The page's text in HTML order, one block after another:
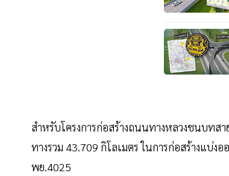
สำหรับโครงการก่อสร้างถนนทางหลวงชนบทส
ทางรวม 43.709 กิโลเมตร ในการก่อสร้างแบ่
พย.4025